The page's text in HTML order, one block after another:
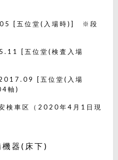
[五位堂(入場時)] ※段
[五位堂(検査入場
[五位堂(入場
軸)
検車区（2020年4月1日現
器(床下)